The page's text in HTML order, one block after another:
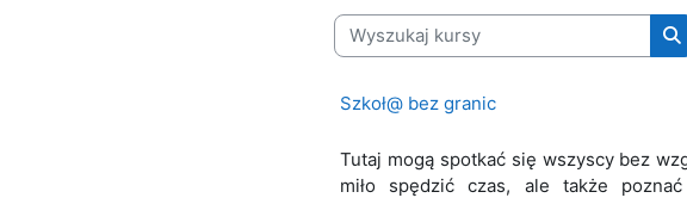
Wyszukaj kursy
Szkoł@ bez granic
Tutaj mogą spotkać się wszyscy bez
miło spędzić czas, ale także